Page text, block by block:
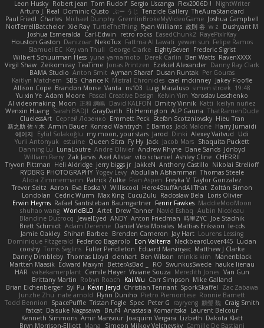
Leon Husky Robert jean Tom Rudolf Sergio Uscanga Flex2006D !
NightWriter
Arturo J. Real Dominic Qusto ぶー うじ Tenzide Gallery TheAuraStandard
Paul Friedl Charles Michael Dunphy GremlinBrokeMyVideoGame Joshua Campbell
NotTerrellBatchelor Xie Ray TurtleTheThing Ryan Williams 政則 谷 w z
Dushyant M
Joshua Esmeralda Carl-Edwin retro rocks EasedChunk2 RayePixlrKay
Houston Gaston Danizoar NekoTux Fattma Al Lawati yewen sun Felipe Ramos
Slamuel EC Key van Thull George Clarke EightySeven Frederic Sigrist
Wilbert Schuurman Hess yuna yamamoto Derek Carlin Ben Watts RavenXXXX
Virgil Shaw Zeikomiray TeaTime Jonas Printzen Ezekiel Alexander Danny Ray Clark
BAMA Studio Anton Smit Ayman Sharaf Dusan Runtak Per Gouras
Kaitlyn Matchem
SBS Chance K Mistral Chronicles cael mckinney Jakey Floofle
Allison Cope Brandon Morse Vanta ns103 Luigi Macaluso simen stroek 19:48
Yu xin Ye Adam Moore Pascal Creative Design Kelvin Yim Yaroslav Leschenko
AI videomaking Moon 正和 綱嶋 David KALFON Dmitry Vinnik Katti keilyn nuñez
Wenxin Huang Sarah BADJI GrayDarth Eli Herrington ALP Gauna ThatRamenDude
CluelessArt Cергей Лозенко Emmett Peck Stefan Scotzniovsky Hieu Tran
新之助 佐々木 Armin Bauer Konrad Wantrych E Barrios Jack Malone Harry Jumaidi
에이지
Eylül Solakoğlu my moon, your stars Jarod Dinki Alexey Vaitvud
Udi
Yurii Antonyuk
estuine Queen Sitra Fy Hy Jack Jacob Mars Shaquita Puckett
Danning Lu LunaLoutre Andre Olivier Andrew Rhyne Dane Sands Jdnbyd
William Parry Zak Jarvis Axel Allstar vito schaniel Ashley Cline CHERRII
Tryvon Pittman Heli Aldridge jerry biggs jr JakkeN Anthony Castillo Nikolai Strelioff
RYDBRG PHOTOGRAPHY Yogev Levy Abdullah Alshammari Thomas Steele
Alicia Zimmermann Patrick Zulke Fran Aspen Freyka V Taylor Gonzalez
Trevor Seitz Aaron Eva Eoska V Williscool Here4StuffAndAllThat Zoltán Simon
Londolan
Cedric Wurm Max King CucuZulu Radosław Bela
Loris Olivier
Erwin Heyms Rafael Santisteban Baumgartner Fenrir Fawkes MaddieMooMoon
shuhao wang WorldBLD Artet Drew Tanner Navid Eshaq Aubin Nicoleau
Blandine Ducrocq JewelEyed ANDY Anton Friedman 時里ZYC Joe Stadnik
Brett Schmidt Adam Derenne Daniel Vera Morales Mattias Eriksson le-cds
Jamie Oakley Shihan Barbee Brenden Cameron Jay Hart Lourens Lessing
Dominique Fitzgerald Federico Bagarolo Eon Valterra NeckbeardLover445 Lucian
cooshy Toms Seglins Fuller Pendleton Eduard Marsinyac Matthew J Clarke
Danny Dimbleby Thomas Lloyd clenhart Ben Wilson minkis kim
Manenblack
Martten Maasik Edward Maxym BetterAsBad _ RO SwunkusSwede hauke lienau
HAR valsekamerplant Cemile Høyer Viviane Souza Meredith Jones Van Gun
Brittany Martin Robyn Roach Kai Wu Carr Simpson Mike Galland
Brian Eichenberger Syl Pu Kevin Jeryd Christian Tennant SporkSkaffel
Zac Zabawa
Junzhe Zhu nate arnold Flynn Duniho Pietro Piemontese Ronnie Barnett
Todd Bennion SpacePuffle Tristan Fogle Spec Peter G rayryeng 鸝瑩 魏 Craig Smith
fatcat Daisuke Nagasawa Bruf4 Anastasia Komaritska Laurent Belcour
Kenneth Simmons Amir Mansour Joaquim Vergara Lizbeth Dakota Klatt
Bryn Morrison-Elliott Mana Simeon Milkov Velchevsky Camille De Bastiani